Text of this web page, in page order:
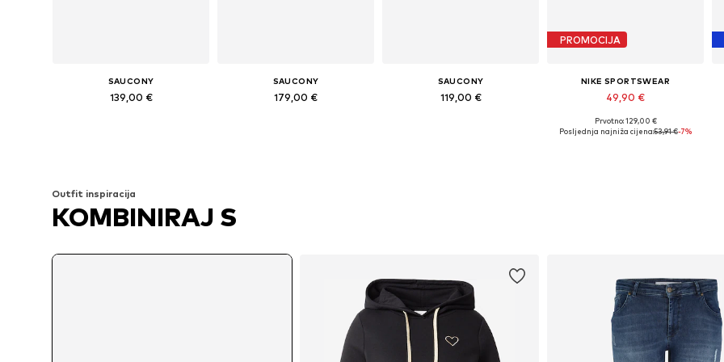
SAUCONY
139,00 €
SAUCONY
179,00 €
SAUCONY
119,00 €
PROMOCIJA
NIKE SPORTSWEAR
49,90 €
Dostupno u više veličina
Prvotno: 129,00 €
Posljednja najniža cijena:53,91 €-7%
Outfit inspiracija
KOMBINIRAJ S